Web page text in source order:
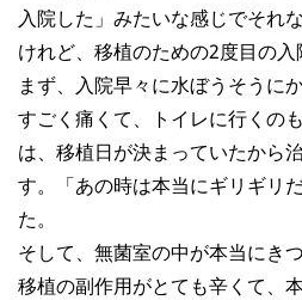
入院した」みたいな感じでそれ
けれど、移植のための2度目の入
まず、入院早々に水ぼうそうに
すごく痛くて、トイレに行くの
は、移植日が決まっていたから
す。「あの時は本当にギリギリ
た。
そして、無菌室の中が本当にき
移植の副作用がとても辛くて、